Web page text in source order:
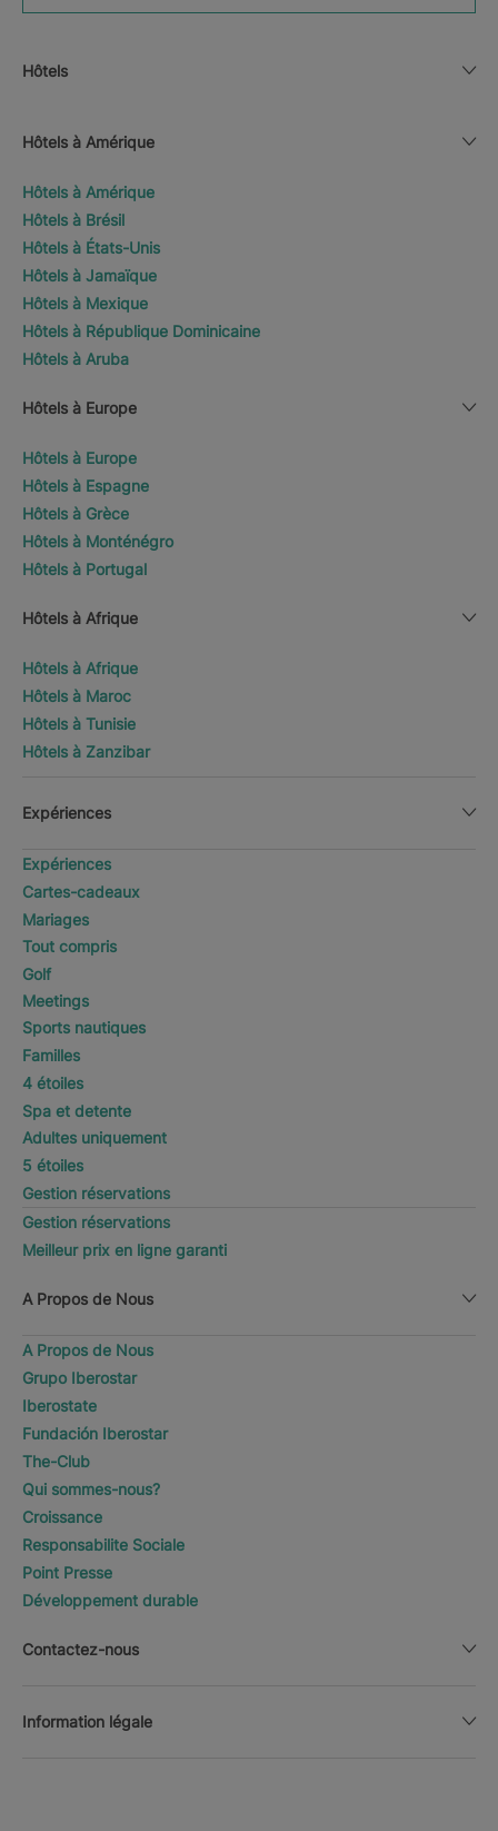
Hôtels
Hôtels à Amérique
Hôtels à Amérique
Hôtels à Brésil
Hôtels à États-Unis
Hôtels à Jamaïque
Hôtels à Mexique
Hôtels à République Dominicaine
Hôtels à Aruba
Hôtels à Europe
Hôtels à Europe
Hôtels à Espagne
Hôtels à Grèce
Hôtels à Monténégro
Hôtels à Portugal
Hôtels à Afrique
Hôtels à Afrique
Hôtels à Maroc
Hôtels à Tunisie
Hôtels à Zanzibar
Expériences
Expériences
Cartes-cadeaux
Mariages
Tout compris
Golf
Meetings
Sports nautiques
Familles
4 étoiles
Spa et detente
Adultes uniquement
5 étoiles
Gestion réservations
Gestion réservations
Meilleur prix en ligne garanti
A Propos de Nous
A Propos de Nous
Grupo Iberostar
Iberostate
Fundación Iberostar
The-Club
Qui sommes-nous?
Croissance
Responsabilite Sociale
Point Presse
Développement durable
Contactez-nous
Information légale